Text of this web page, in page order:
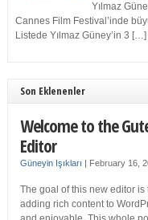
Yılmaz
Cannes Film Festival’inde
Listede Yılmaz Güney’in 3 […]
Son Eklenenler
Welcome to the
Editor
Güneyin Işıkları | February 16,
The goal of this new editor is
adding rich content to